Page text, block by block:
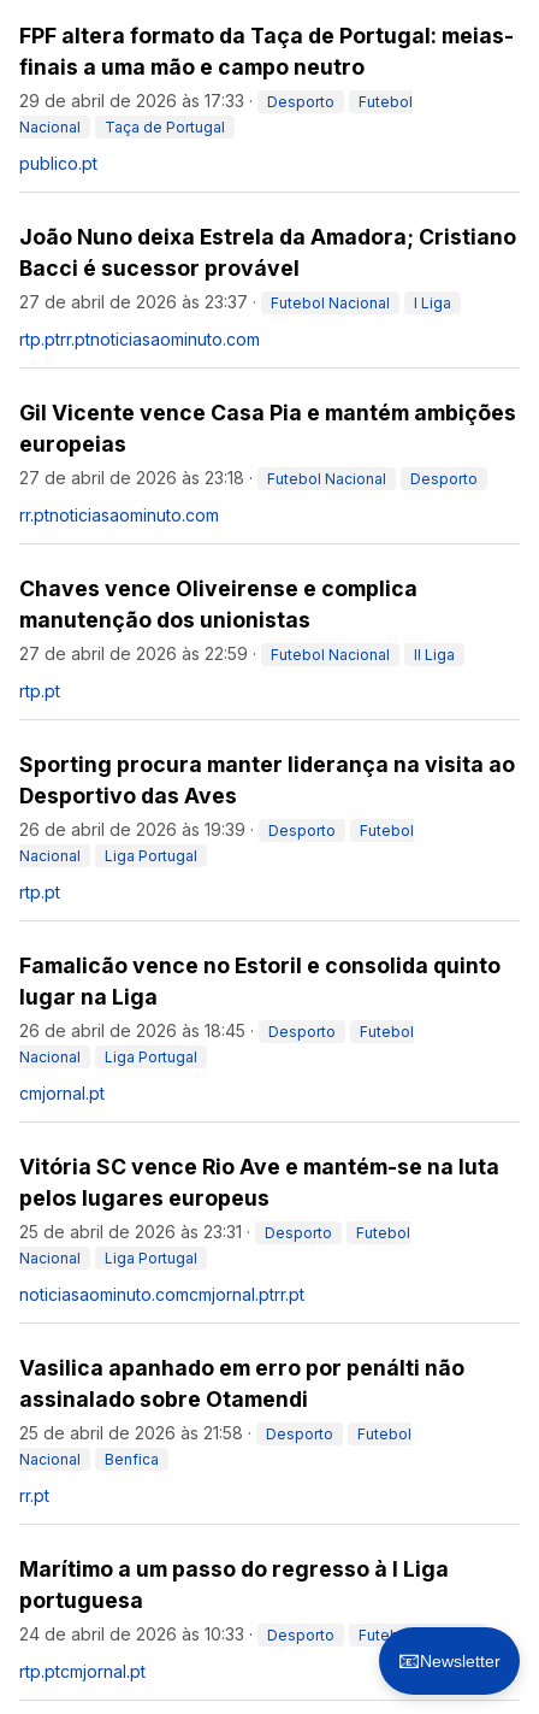
FPF altera formato da Taça de Portugal: meias-
finais a uma mão e campo neutro
29 de abril de 2026 às 17:33 · Desporto
Futebol
Nacional
Taça de Portugal
publico.pt
João Nuno deixa Estrela da Amadora; Cristiano
Bacci é sucessor provável
27 de abril de 2026 às 23:37 · Futebol Nacional I Liga
rtp.ptrr.ptnoticiasaominuto.com
Gil Vicente vence Casa Pia e mantém ambições
europeias
27 de abril de 2026 às 23:18 · Futebol Nacional Desporto
rr.ptnoticiasaominuto.com
Chaves vence Oliveirense e complica
manutenção dos unionistas
27 de abril de 2026 às 22:59 · Futebol Nacional II Liga
rtp.pt
Sporting procura manter liderança na visita ao
Desportivo das Aves
26 de abril de 2026 às 19:39 · Desporto
Futebol
Nacional
Liga Portugal
rtp.pt
Famalicão vence no Estoril e consolida quinto
lugar na Liga
26 de abril de 2026 às 18:45 · Desporto
Futebol
Nacional
Liga Portugal
cmjornal.pt
Vitória SC vence Rio Ave e mantém-se na luta
pelos lugares europeus
25 de abril de 2026 às 23:31 · Desporto
Futebol
Nacional
Liga Portugal
noticiasaominuto.comcmjornal.ptrr.pt
Vasilica apanhado em erro por penálti não
assinalado sobre Otamendi
25 de abril de 2026 às 21:58 · Desporto
Futebol
Nacional
Benfica
rr.pt
Marítimo a um passo do regresso à I Liga
portuguesa
24 de abril de 2026 às 10:33 · Desporto Futebol Nacional
rtp.ptcmjornal.pt 📧Newsletter